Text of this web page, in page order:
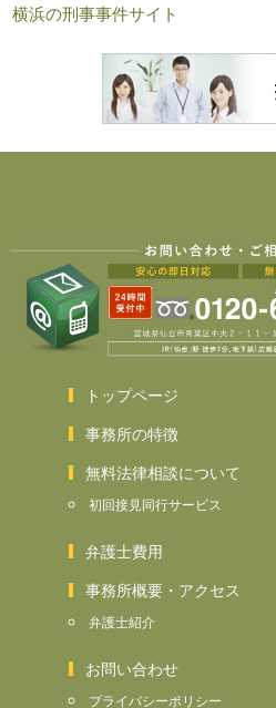
横浜の刑事事件サイト
トップページ
事務所の特徴
無料法律相談について
初回接見同行サービス
弁護士費用
事務所概要・アクセス
弁護士紹介
お問い合わせ
プライバシーポリシー